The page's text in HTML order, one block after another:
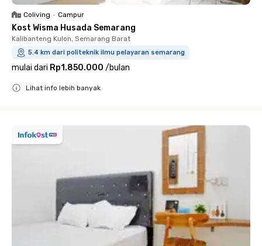
Coliving • Campur
Kost Wisma Husada Semarang
Kalibanteng Kulon, Semarang Barat
5.4 km dari politeknik ilmu pelayaran semarang
mulai dari Rp1.850.000 /bulan
Lihat info lebih banyak